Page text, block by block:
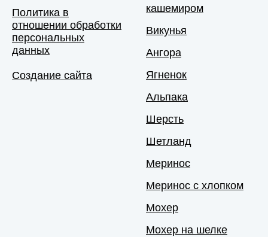
Политика в
отношении обработки
персональных
данных
Создание сайта
кашемиром
Викунья
Ангора
Ягненок
Альпака
Шерсть
Шетланд
Меринос
Меринос с хлопком
Мохер
Мохер на шелке